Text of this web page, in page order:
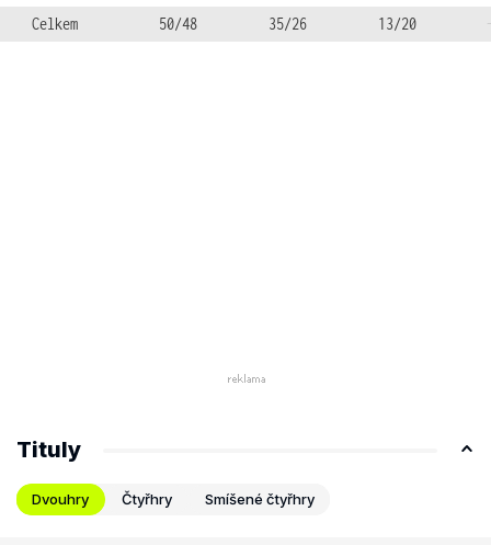
Celkem 50/48 35/26 13/20
Tituly
Dvouhry Čtyřhry Smíšené čtyřhry